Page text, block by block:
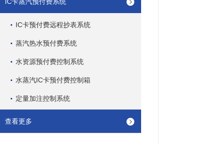
IC卡预付费远程抄表系统
蒸汽热水预付费系统
水资源预付费控制系统
水蒸汽IC卡预付费控制箱
定量加注控制系统
查看更多